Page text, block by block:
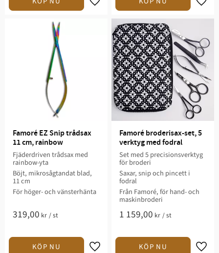
Lägg till i favoriter
Famoré EZ Snip trådsax
11 cm, rainbow
Fjäderdriven trådsax med
rainbow-yta
Böjt, mikrosågtandat blad,
11 cm
För höger- och vänsterhänta
319,00 kr /st
Famoré broderisax-set, 5
verktyg med fodral
Set med 5 precisionsverktyg
för broderi
Saxar, snip och pincett i
fodral
Från Famoré, för hand- och
maskinbroderi
1 159,00 kr /st